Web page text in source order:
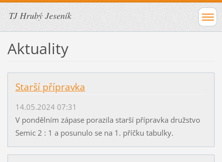
TJ Hrubý Jeseník
Aktuality
Starší přípravka
14.05.2024 07:31
V pondělním zápase porazila starší přípravka družstvo
Semic 2 : 1 a posunulo se na 1. příčku tabulky.